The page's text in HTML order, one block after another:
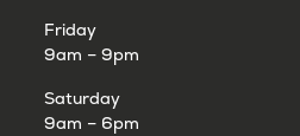
Friday
9am – 9pm
Saturday
9am – 6pm